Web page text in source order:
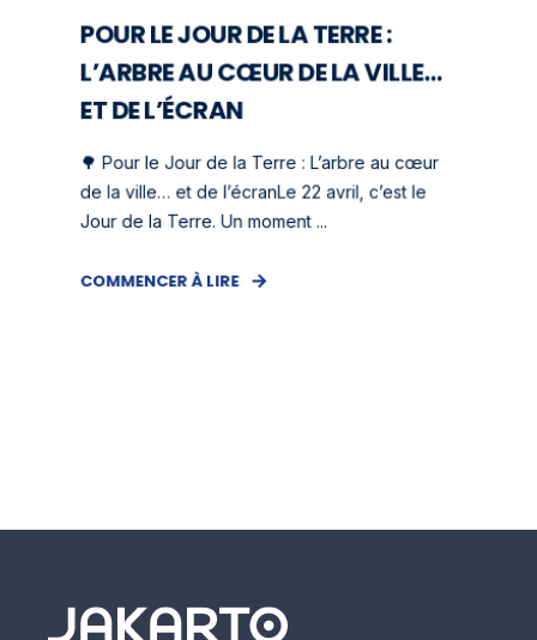
POUR LE JOUR DE LA TERRE :
L’ARBRE AU CŒUR DE LA VILLE…
ET DE L’ÉCRAN
🌳 Pour le Jour de la Terre : L’arbre au cœur
de la ville… et de l’écranLe 22 avril, c’est le
Jour de la Terre. Un moment ...
COMMENCER À LIRE